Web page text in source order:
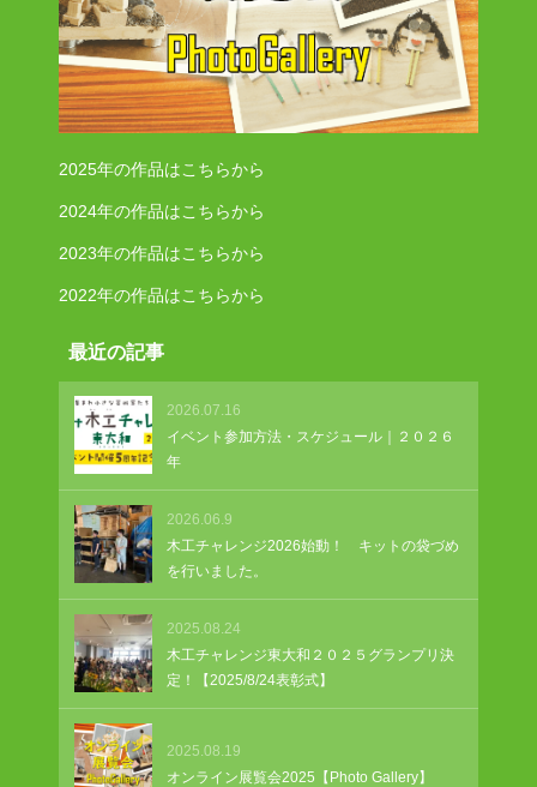
2025年の作品はこちらから
2024年の作品はこちらから
2023年の作品はこちらから
2022年の作品はこちらから
最近の記事
2026.07.16
イベント参加方法・スケジュール｜２０２６
年
2026.06.9
木工チャレンジ2026始動！ キットの袋づめ
を行いました。
2025.08.24
木工チャレンジ東大和２０２５グランプリ決
定！【2025/8/24表彰式】
2025.08.19
オンライン展覧会2025【Photo Gallery】